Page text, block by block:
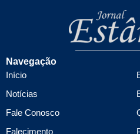
Navegação
Início
Notícias
Fale Conosco
Falecimento